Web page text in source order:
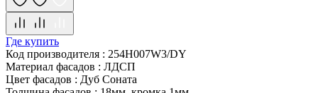
Где купить
Код производителя : 254H007W3/DY
Материал фасадов : ЛДСП
Цвет фасадов : Дуб Соната